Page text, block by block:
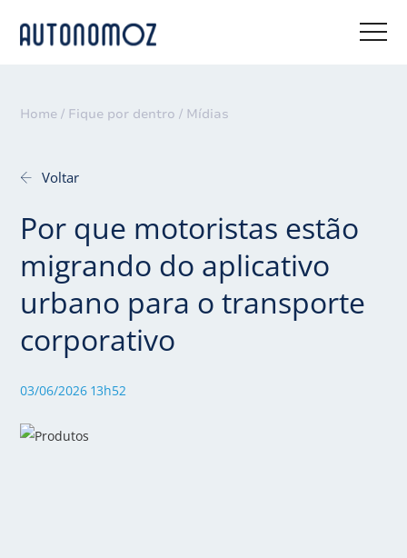
Home / Fique por dentro / Mídias
Voltar
Por que motoristas estão
migrando do aplicativo
urbano para o transporte
corporativo
03/06/2026 13h52